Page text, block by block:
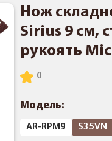
Нож
Sirius 9 см,
рукоять
Модель:
AR-RPM9 S35VN